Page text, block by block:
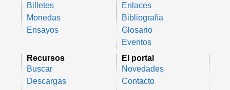
Billetes
Monedas
Ensayos
Enlaces
Bibliografía
Glosario
Eventos
Recursos
Buscar
Descargas
El portal
Novedades
Contacto